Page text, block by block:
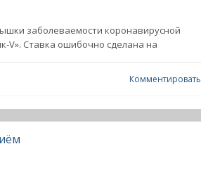
заболеваемости коронавирусной
V». Ставка ошибочно сделана на
Комментировать